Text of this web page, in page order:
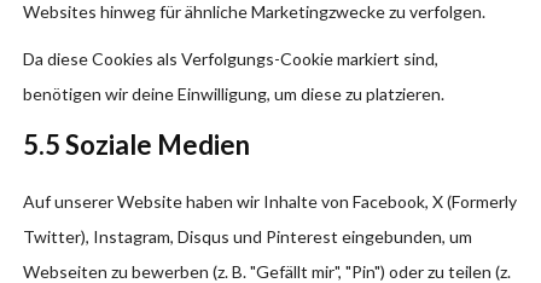
Websites hinweg für ähnliche Marketingzwecke zu verfolgen.
Da diese Cookies als Verfolgungs-Cookie markiert sind,
benötigen wir deine Einwilligung, um diese zu platzieren.
5.5 Soziale Medien
Auf unserer Website haben wir Inhalte von Facebook, X (Formerly
Twitter), Instagram, Disqus und Pinterest eingebunden, um
Webseiten zu bewerben (z. B. "Gefällt mir", "Pin") oder zu teilen (z.